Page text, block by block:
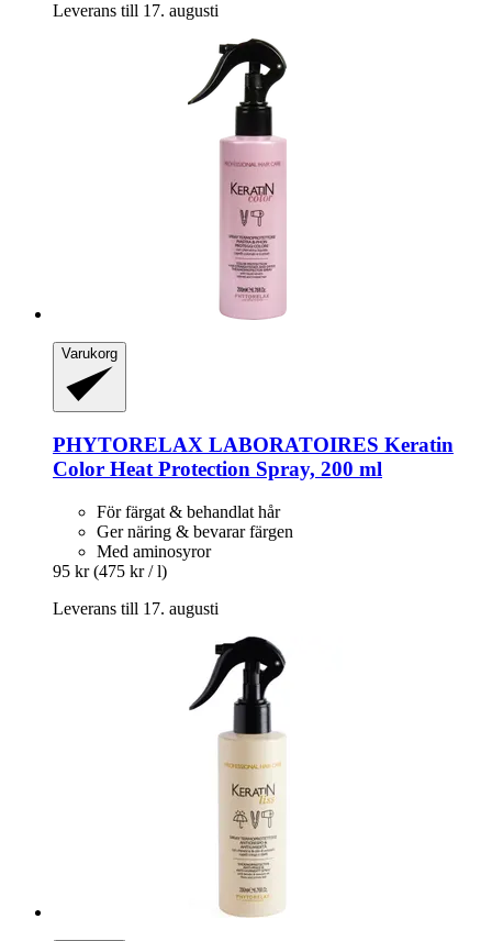
Leverans till 17. augusti
Varukorg
PHYTORELAX LABORATOIRES Keratin
Color Heat Protection Spray, 200 ml
För färgat & behandlat hår
Ger näring & bevarar färgen
Med aminosyror
95 kr (475 kr / l)
Leverans till 17. augusti